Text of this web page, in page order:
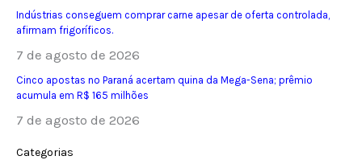
Indústrias conseguem comprar carne apesar de oferta controlada,
afirmam frigoríficos.
7 de agosto de 2026
Cinco apostas no Paraná acertam quina da Mega-Sena; prêmio
acumula em R$ 165 milhões
7 de agosto de 2026
Categorias